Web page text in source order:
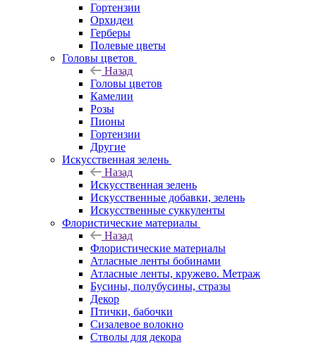
Гортензии
Орхидеи
Герберы
Полевые цветы
Головы цветов
Назад
Головы цветов
Камелии
Розы
Пионы
Гортензии
Другие
Искусственная зелень
Назад
Искусственная зелень
Искусственные добавки, зелень
Искусственные суккуленты
Флористические материалы
Назад
Флористические материалы
Атласные ленты бобинами
Атласные ленты, кружево. Метраж
Бусины, полубусины, стразы
Декор
Птички, бабочки
Сизалевое волокно
Стволы для декора